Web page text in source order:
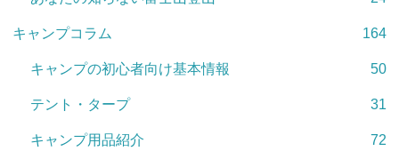
キャンプコラム 164
キャンプの初心者向け基本情報 50
テント・タープ 31
キャンプ用品紹介 72